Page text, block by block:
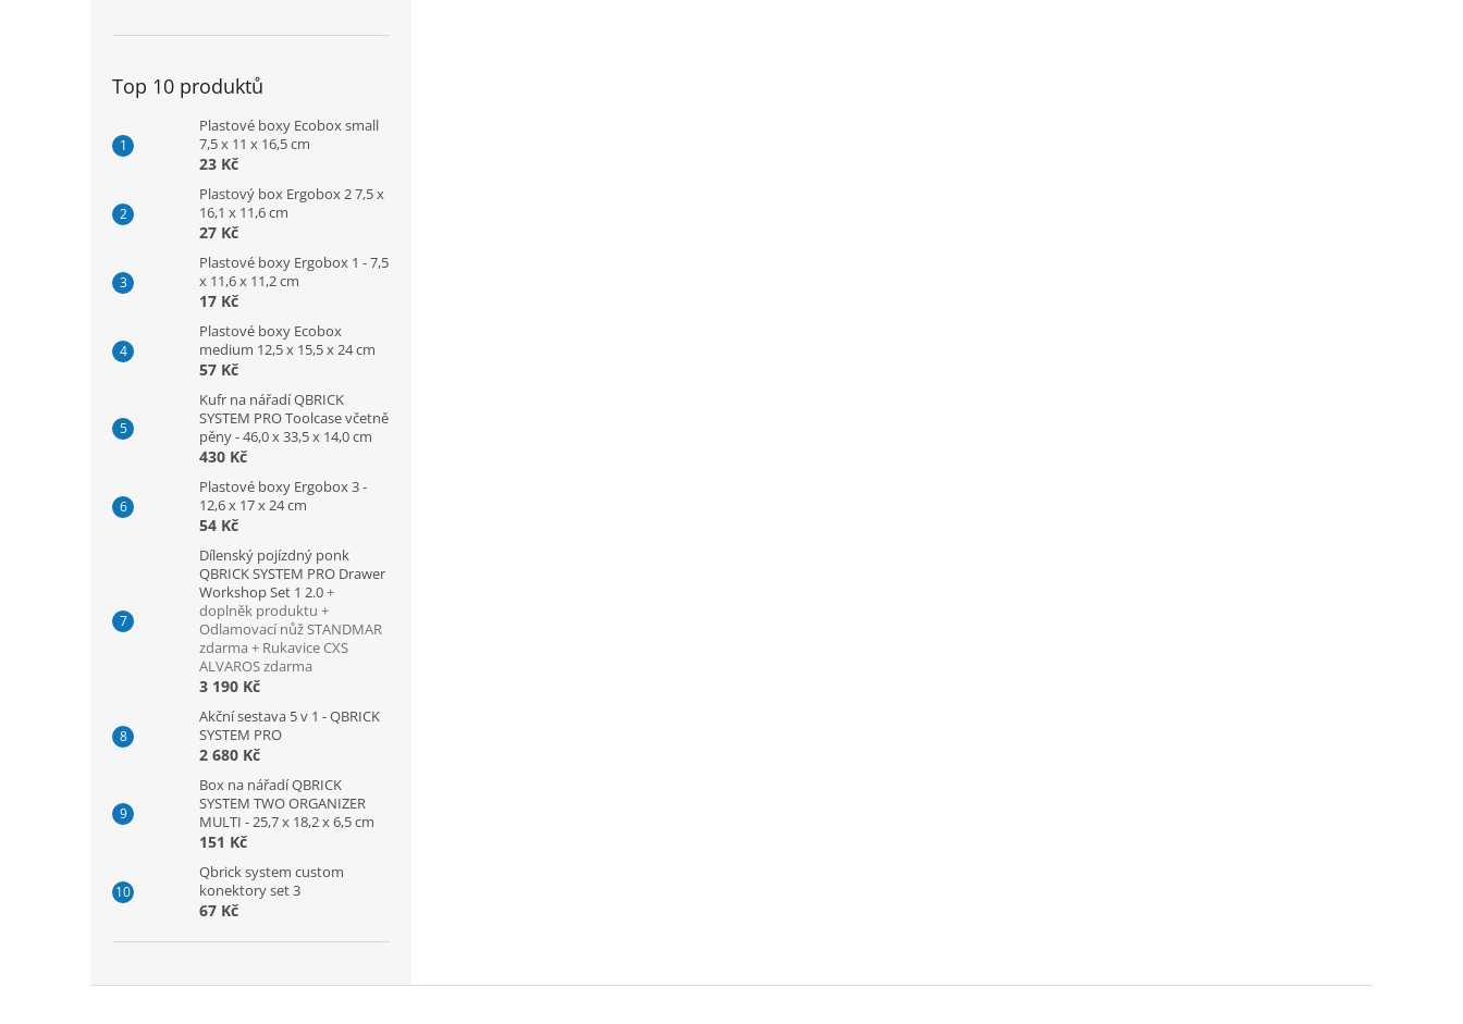
Top 10 produktů
Plastové boxy Ecobox small
7,5 x 11 x 16,5 cm
23 Kč
Plastový box Ergobox 2 7,5 x
16,1 x 11,6 cm
27 Kč
Plastové boxy Ergobox 1 - 7,5
x 11,6 x 11,2 cm
17 Kč
Plastové boxy Ecobox
medium 12,5 x 15,5 x 24 cm
57 Kč
Kufr na nářadí QBRICK
SYSTEM PRO Toolcase včetně
pěny - 46,0 x 33,5 x 14,0 cm
430 Kč
Plastové boxy Ergobox 3 -
12,6 x 17 x 24 cm
54 Kč
Dílenský pojízdný ponk
QBRICK SYSTEM PRO Drawer
Workshop Set 1 2.0+
doplněk produktu +
Odlamovací nůž STANDMAR
zdarma + Rukavice CXS
ALVAROS zdarma
3 190 Kč
Akční sestava 5 v 1 - QBRICK
SYSTEM PRO
2 680 Kč
Box na nářadí QBRICK
SYSTEM TWO ORGANIZER
MULTI - 25,7 x 18,2 x 6,5 cm
151 Kč
Qbrick system custom
konektory set 3
67 Kč